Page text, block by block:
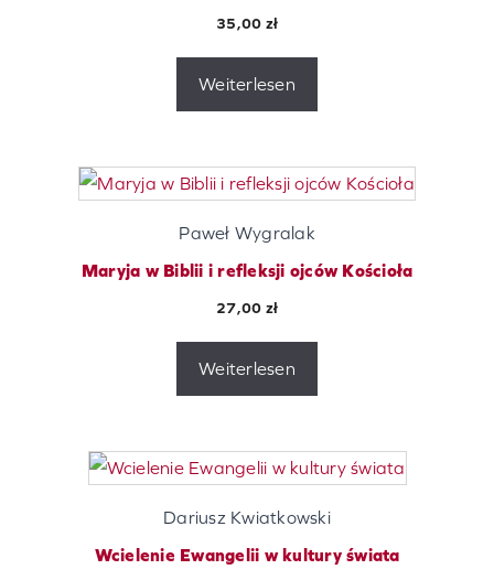
35,00 zł
Weiterlesen
Paweł Wygralak
Maryja w Biblii i refleksji ojców Kościoła
27,00 zł
Weiterlesen
Dariusz Kwiatkowski
Wcielenie Ewangelii w kultury świata